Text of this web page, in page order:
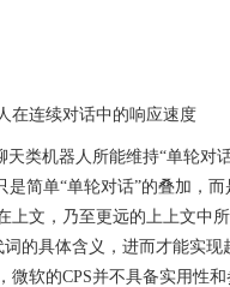
在连续对话中的响应速度
天类机器人所能维持“单轮对
是简单“单轮对话”的叠加，
上文，乃至更远的上上文中
词的具体含义，进而才能实
微软的CPS并不具备实用性